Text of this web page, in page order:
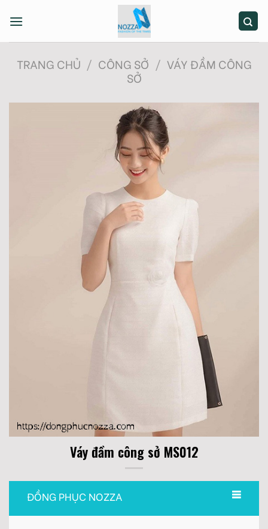
TRANG CHỦ / CÔNG SỞ / VÁY ĐẦM CÔNG
SỞ
Váy đầm công sở MS012
ĐỒNG PHỤC NOZZA